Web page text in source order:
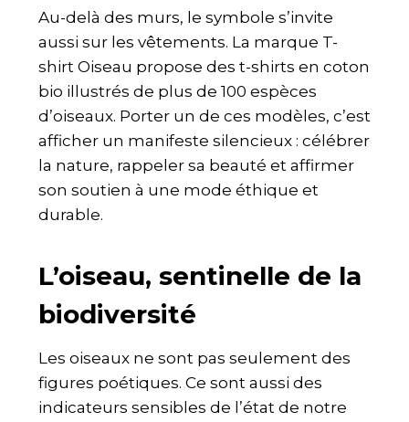
Au-delà des murs, le symbole s’invite
aussi sur les vêtements. La marque T-
shirt Oiseau propose des t-shirts en coton
bio illustrés de plus de 100 espèces
d’oiseaux. Porter un de ces modèles, c’est
afficher un manifeste silencieux : célébrer
la nature, rappeler sa beauté et affirmer
son soutien à une mode éthique et
durable.
L’oiseau, sentinelle de la
biodiversité
Les oiseaux ne sont pas seulement des
figures poétiques. Ce sont aussi des
indicateurs sensibles de l’état de notre